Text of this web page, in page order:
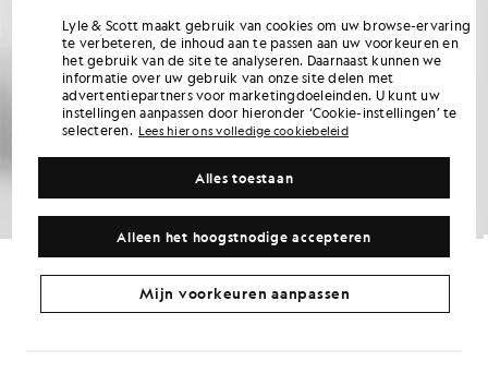
Sporttape-trainingsbroek
£65.00
Katoenen korte sweatbroek
£50.00
Lyle & Scott maakt gebruik van cookies om uw browse-ervaring
te verbeteren, de inhoud aan te passen aan uw voorkeuren en
het gebruik van de site te analyseren. Daarnaast kunnen we
informatie over uw gebruik van onze site delen met
advertentiepartners voor marketingdoeleinden. U kunt uw
instellingen aanpassen door hieronder ‘Cookie-instellingen’ te
selecteren.
Lees hier ons volledige cookiebeleid
Alleen het hoogstnodige accepteren
Alles toestaan
Mijn voorkeuren aanpassen